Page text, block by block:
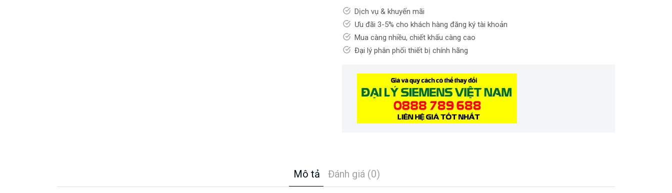
Dịch vụ & khuyến mãi
Ưu đãi 3-5% cho khách hàng đăng ký tài khoản
Mua càng nhiều, chiết khấu càng cao
Đại lý phân phối thiết bị chính hãng
Mô tả Đánh giá (0)